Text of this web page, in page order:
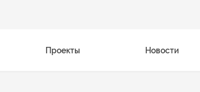
Проекты Новости